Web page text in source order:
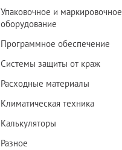
Упаковочное и маркировочное
оборудование
Программное обеспечение
Системы защиты от краж
Расходные материалы
Климатическая техника
Калькуляторы
Разное